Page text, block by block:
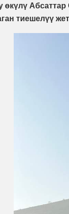
өкүлү
тиешелүү